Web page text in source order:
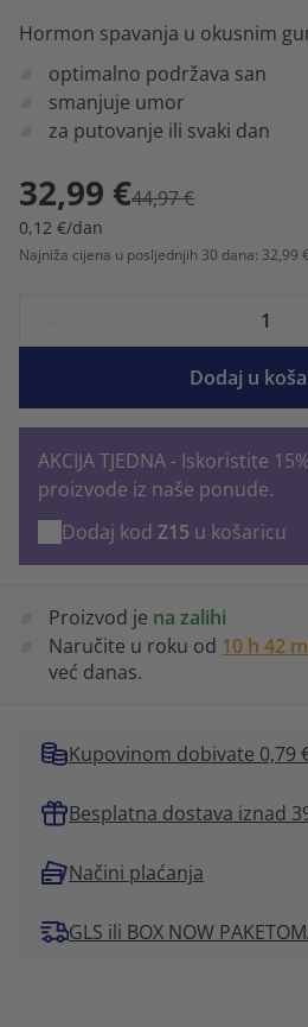
Hormon spavanja u okusnim
optimalno podržava san
smanjuje umor
za putovanje ili svaki dan
32,99 €44,97 €
0,12 €/dan
Najniža cijena u posljednjih 30 dana: 32,99
Dodaj u
AKCIJA TJEDNA - Iskoristite
proizvode iz naše ponude.
Dodaj kod Z15 u košaricu
Proizvod je na zalihi
Naručite u roku od 10 h 42
već danas.
Kupovinom dobivate 0,79
Besplatna dostava iznad
Načini plaćanja
GLS ili BOX NOW